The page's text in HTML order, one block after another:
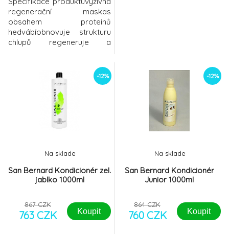
regenerační maskas
obsahem proteinů
hedvábíobnovuje strukturu
chlupů regeneruje a
dodává vitalitu a hebkost.má
výraznou vůni, kterou lze
spojit s aromaterapiíDalší
parametryNÁVOD K
POUŽITÍ: Masku aplikujte po
opláchnutí šamponu na
-12%
San Bernard Kondicionér zel.
jablko 1000ml
Na sklade
867 CZK
763 CZK Koupit
-12%
San Bernard Kondicionér
Junior 1000ml
Na sklade
864 CZK
760 CZK Koupit